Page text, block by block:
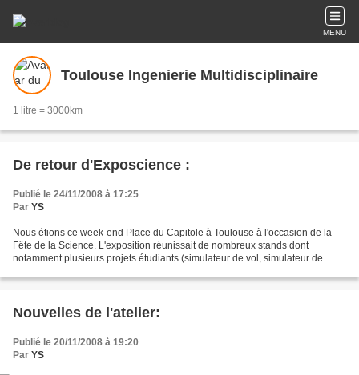
MENU
Toulouse Ingenierie Multidisciplinaire
1 litre = 3000km
De retour d'Exposcience :
Publié le 24/11/2008 à 17:25
Par YS
Nous étions ce week-end Place du Capitole à Toulouse à l'occasion de la
Fête de la Science. L'exposition réunissait de nombreux stands dont
notamment plusieurs projets étudiants (simulateur de vol, simulateur de
Nouvelles de l'atelier:
Publié le 20/11/2008 à 19:20
Par YS